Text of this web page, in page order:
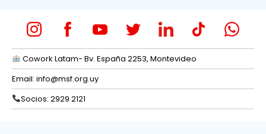
Cowork Latam- Bv. España 2253, Montevideo
Email: info@msf.org.uy
Socios: 2929 2121